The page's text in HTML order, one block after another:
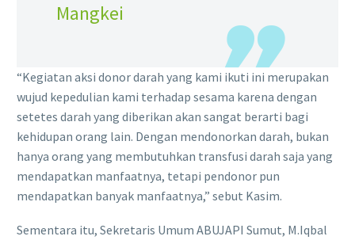
Mangkei
“Kegiatan aksi donor darah yang kami ikuti ini merupakan
wujud kepedulian kami terhadap sesama karena dengan
setetes darah yang diberikan akan sangat berarti bagi
kehidupan orang lain. Dengan mendonorkan darah, bukan
hanya orang yang membutuhkan transfusi darah saja yang
mendapatkan manfaatnya, tetapi pendonor pun
mendapatkan banyak manfaatnya,” sebut Kasim.
Sementara itu, Sekretaris Umum ABUJAPI Sumut, M.Iqbal